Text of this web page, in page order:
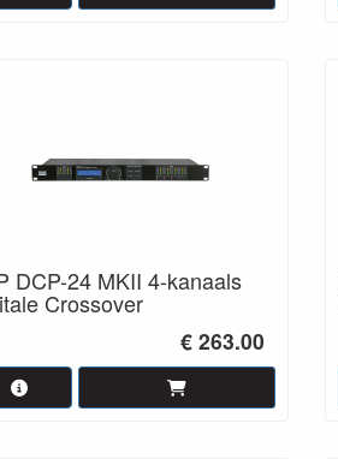
DCP-24 MKII 4-kanaals
Crossover
€ 263.00